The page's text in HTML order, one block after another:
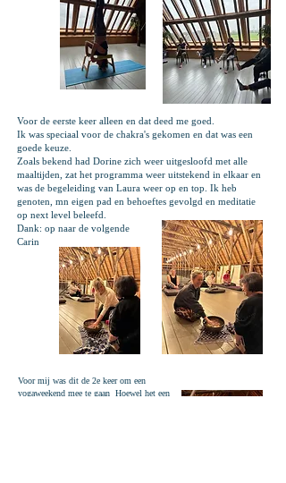
Voor de eerste keer alleen en dat deed me goed.
Ik was speciaal voor de chakra's gekomen en dat was een
goede keuze.
Zoals bekend had Dorine zich weer uitgesloofd met alle
maaltijden, zat het programma weer uitstekend in elkaar en
was de begeleiding van Laura weer op en top. Ik heb
genoten, mn eigen pad en behoeftes gevolgd en meditatie
op next level beleefd.
Dank: op naar de volgende
Carin
Voor mij was dit de 2e keer om een
yogaweekend mee te gaan Hoewel het een